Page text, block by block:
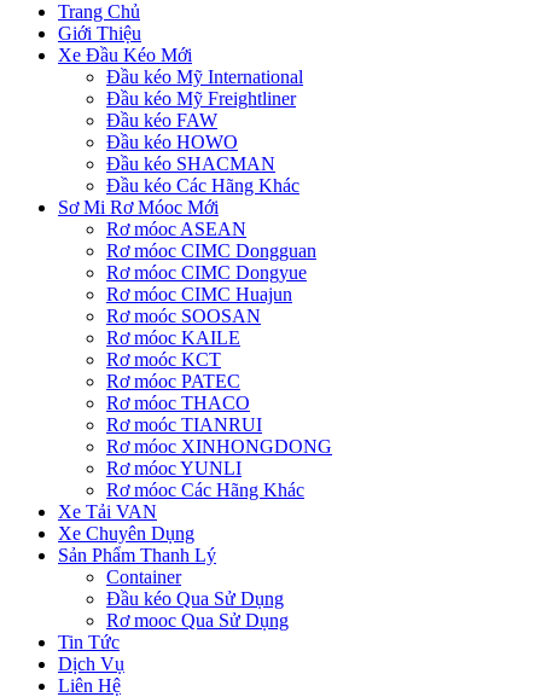
Trang Chủ
Giới Thiệu
Xe Đầu Kéo Mới
Đầu kéo Mỹ International
Đầu kéo Mỹ Freightliner
Đầu kéo FAW
Đầu kéo HOWO
Đầu kéo SHACMAN
Đầu kéo Các Hãng Khác
Sơ Mi Rơ Móoc Mới
Rơ móoc ASEAN
Rơ móoc CIMC Dongguan
Rơ móoc CIMC Dongyue
Rơ móoc CIMC Huajun
Rơ moóc SOOSAN
Rơ móoc KAILE
Rơ moóc KCT
Rơ móoc PATEC
Rơ móoc THACO
Rơ moóc TIANRUI
Rơ móoc XINHONGDONG
Rơ móoc YUNLI
Rơ móoc Các Hãng Khác
Xe Tải VAN
Xe Chuyên Dụng
Sản Phẩm Thanh Lý
Container
Đầu kéo Qua Sử Dụng
Rơ mooc Qua Sử Dụng
Tin Tức
Dịch Vụ
Liên Hệ